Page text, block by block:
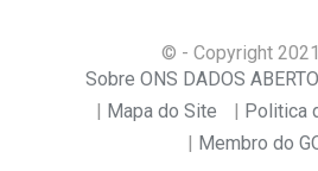
© - Copyright 2021
Sobre ONS DADOS
Mapa do Site
Politica
Membro do